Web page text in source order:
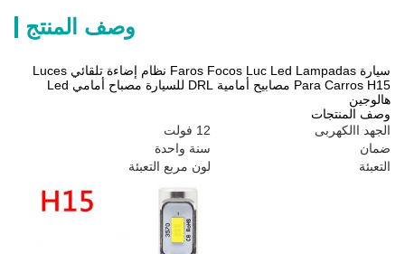
وصف المنتج
سيارة Faros Focos Luc Led Lampadas نظام إضاءة تلقائي Luces
Para Carros H15 مصابيح أمامية DRL للسيارة مصباح أمامي Led
هالوجين
وصف المنتجات
الجهد االكهربى
12 فولت
ضمان
سنة واحدة
التعبئة
لون مربع التعبئة